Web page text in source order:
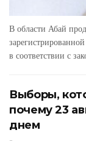
В области Абай
в соответствии с
Выборы,
почему 23
днем